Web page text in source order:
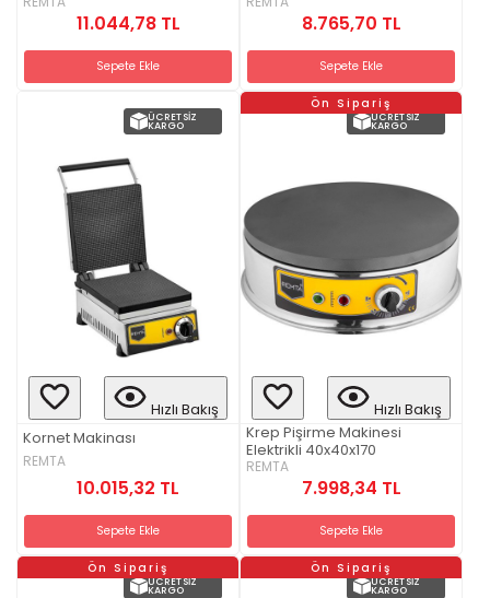
11.044,78 TL
Sepete Ekle
8.765,70 TL
Sepete Ekle
ÜCRETSIZ
KARGO
Hızlı Bakış
Kornet Makinası
REMTA
10.015,32 TL
Sepete Ekle
Ön Sipariş
ÜCRETSIZ
KARGO
Hızlı Bakış
Krep Pişirme Makinesi
Elektrikli 40x40x170
REMTA
7.998,34 TL
Sepete Ekle
Ön Sipariş
ÜCRETSIZ
KARGO
Ön Sipariş
ÜCRETSIZ
KARGO